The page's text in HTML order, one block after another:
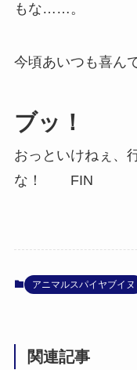
もな……。
今頃あいつも喜ん
ブッ！
おっといけねぇ、
な！ FIN
アニマルスパイヤブイヌ
関連記事